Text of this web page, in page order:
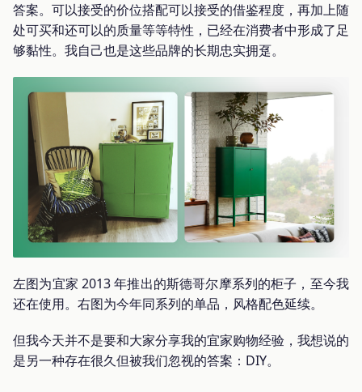
答案。可以接受的价位搭配可以接受的借鉴程度，再加上随
处可买和还可以的质量等等特性，已经在消费者中形成了足
够黏性。我自己也是这些品牌的长期忠实拥趸。
左图为宜家 2013 年推出的斯德哥尔摩系列的柜子，至今我
还在使用。右图为今年同系列的单品，风格配色延续。
但我今天并不是要和大家分享我的宜家购物经验，我想说的
是另一种存在很久但被我们忽视的答案：DIY。